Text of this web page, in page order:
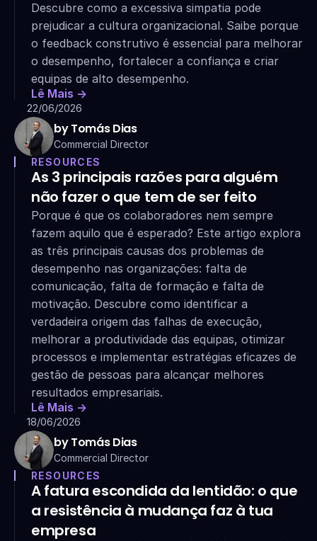
Descubre como a excessiva simpatia pode
prejudicar a cultura organizacional. Saibe porque
o feedback construtivo é essencial para melhorar
o desempenho, fortalecer a confiança e criar
equipas de alto desempenho.
Lê Mais ->
22/06/2026
by Tomás Dias
Commercial Director
RESOURCES
As 3 principais razões para alguém
não fazer o que tem de ser feito
Porque é que os colaboradores nem sempre
fazem aquilo que é esperado? Este artigo explora
as três principais causas dos problemas de
desempenho nas organizações: falta de
comunicação, falta de formação e falta de
motivação. Descubre como identificar a
verdadeira origem das falhas de execução,
melhorar a produtividade das equipas, otimizar
processos e implementar estratégias eficazes de
gestão de pessoas para alcançar melhores
resultados empresariais.
Lê Mais ->
18/06/2026
by Tomás Dias
Commercial Director
RESOURCES
A fatura escondida da lentidão: o que
a resistência à mudança faz à tua
empresa